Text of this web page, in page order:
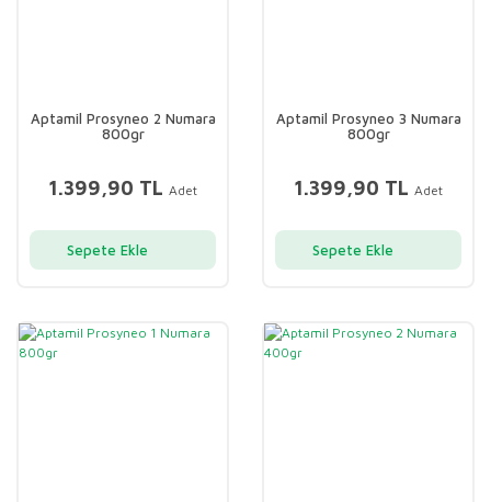
Aptamil Prosyneo 2 Numara
800gr
1.399,90 TL Adet
Sepete Ekle
Aptamil Prosyneo 3 Numara
800gr
1.399,90 TL Adet
Sepete Ekle